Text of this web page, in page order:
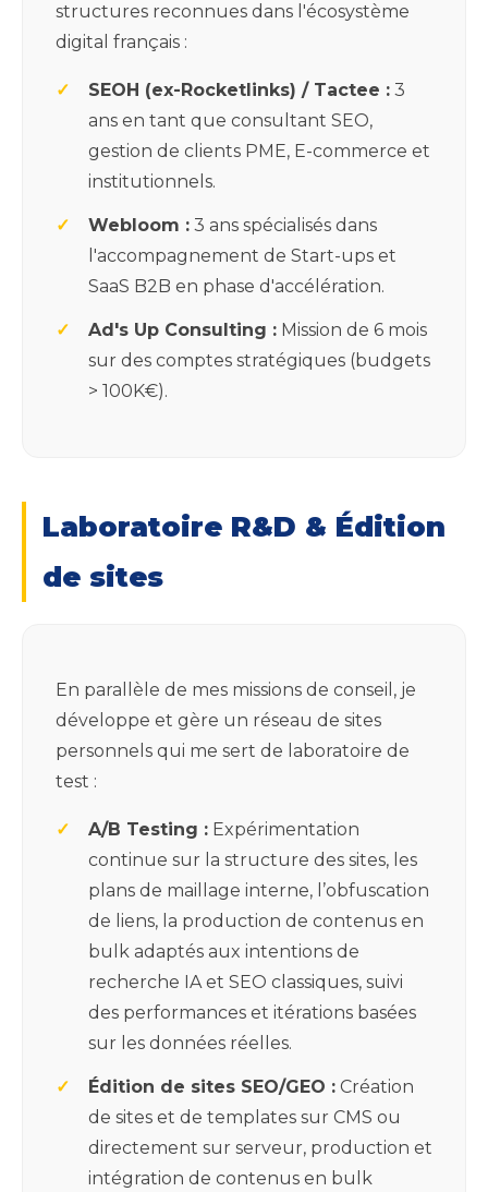
structures reconnues dans l'écosystème
digital français :
SEOH (ex-Rocketlinks) / Tactee : 3
ans en tant que consultant SEO,
gestion de clients PME, E-commerce et
institutionnels.
Webloom : 3 ans spécialisés dans
l'accompagnement de Start-ups et
SaaS B2B en phase d'accélération.
Ad's Up Consulting : Mission de 6 mois
sur des comptes stratégiques (budgets
> 100K€).
Laboratoire R&D & Édition
de sites
En parallèle de mes missions de conseil, je
développe et gère un réseau de sites
personnels qui me sert de laboratoire de
test :
A/B Testing : Expérimentation
continue sur la structure des sites, les
plans de maillage interne, l’obfuscation
de liens, la production de contenus en
bulk adaptés aux intentions de
recherche IA et SEO classiques, suivi
des performances et itérations basées
sur les données réelles.
Édition de sites SEO/GEO : Création
de sites et de templates sur CMS ou
directement sur serveur, production et
intégration de contenus en bulk